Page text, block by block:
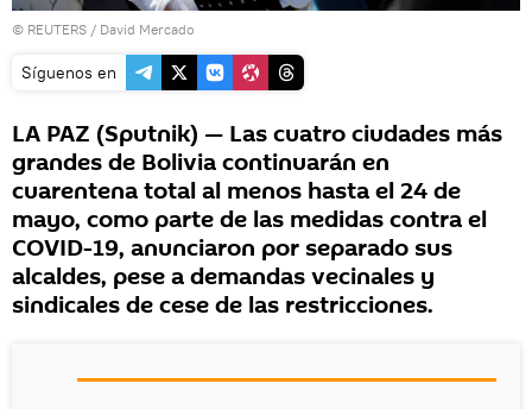
© REUTERS / David Mercado
Síguenos en
LA PAZ (Sputnik) — Las cuatro ciudades más
grandes de Bolivia continuarán en
cuarentena total al menos hasta el 24 de
mayo, como parte de las medidas contra el
COVID-19, anunciaron por separado sus
alcaldes, pese a demandas vecinales y
sindicales de cese de las restricciones.